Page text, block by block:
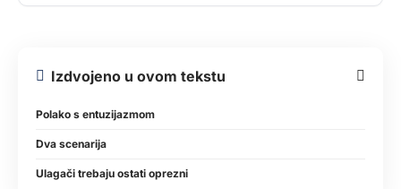
Izdvojeno u ovom tekstu
Polako s entuzijazmom
Dva scenarija
Ulagači trebaju ostati oprezni